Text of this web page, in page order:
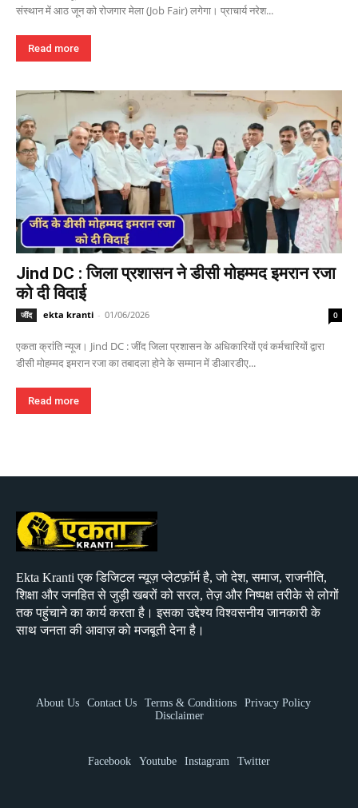
संस्थान में आठ जून को रोजगार मेला (Job Fair) लगेगा। प्राचार्य नरेश...
Read more
Jind DC : जिला प्रशासन ने डीसी मोहम्मद इमरान रजा
को दी विदाई
जींद ekta kranti - 01/06/2026 0
एकता क्रांति न्यूज। Jind DC : जींद जिला प्रशासन के अधिकारियों एवं कर्मचारियों द्वारा
डीसी मोहम्मद इमरान रजा का तबादला होने के सम्मान में डीआरडीए...
Read more
Ekta Kranti एक डिजिटल न्यूज़ प्लेटफ़ॉर्म है, जो देश, समाज, राजनीति,
शिक्षा और जनहित से जुड़ी खबरों को सरल, तेज़ और निष्पक्ष तरीके से लोगों
तक पहुंचाने का कार्य करता है। इसका उद्देश्य विश्वसनीय जानकारी के
साथ जनता की आवाज़ को मजबूती देना है।
About Us Contact Us Terms & Conditions
Privacy Policy
Disclaimer
Facebook Youtube Instagram Twitter